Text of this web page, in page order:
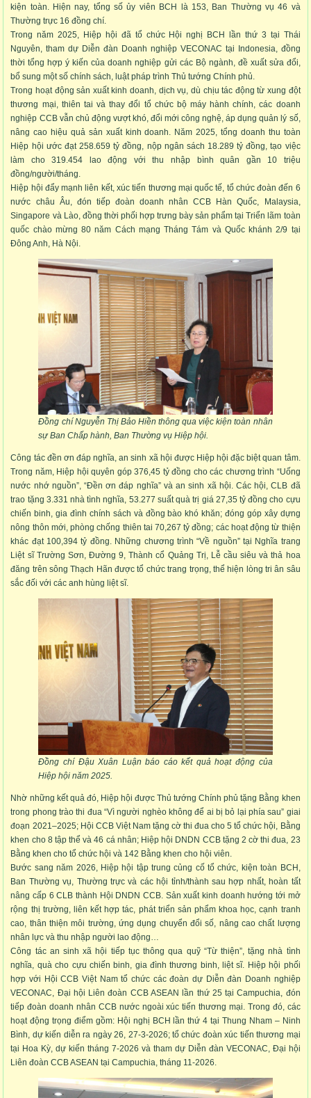
kiện toàn. Hiện nay, tổng số ủy viên BCH là 153, Ban Thường vụ 46 và
Thường trực 16 đồng chí.
Trong năm 2025, Hiệp hội đã tổ chức Hội nghị BCH lần thứ 3 tại Thái
Nguyên, tham dự Diễn đàn Doanh nghiệp VECONAC tại Indonesia, đồng
thời tổng hợp ý kiến của doanh nghiệp gửi các Bộ ngành, đề xuất sửa đổi,
bổ sung một số chính sách, luật pháp trình Thủ tướng Chính phủ.
Trong hoạt động sản xuất kinh doanh, dịch vụ, dù chịu tác động từ xung đột
thương mại, thiên tai và thay đổi tổ chức bộ máy hành chính, các doanh
nghiệp CCB vẫn chủ động vượt khó, đổi mới công nghệ, áp dụng quản lý số,
nâng cao hiệu quả sản xuất kinh doanh. Năm 2025, tổng doanh thu toàn
Hiệp hội ước đạt 258.659 tỷ đồng, nộp ngân sách 18.289 tỷ đồng, tạo việc
làm cho 319.454 lao động với thu nhập bình quân gần 10 triệu
đồng/người/tháng.
Hiệp hội đẩy mạnh liên kết, xúc tiến thương mại quốc tế, tổ chức đoàn đến 6
nước châu Âu, đón tiếp đoàn doanh nhân CCB Hàn Quốc, Malaysia,
Singapore và Lào, đồng thời phối hợp trưng bày sản phẩm tại Triển lãm toàn
quốc chào mừng 80 năm Cách mạng Tháng Tám và Quốc khánh 2/9 tại
Đông Anh, Hà Nội.
Đồng chí Nguyễn Thị Bảo Hiền thông qua việc kiện toàn nhân
sự Ban Chấp hành, Ban Thường vụ Hiệp hội.
Công tác đền ơn đáp nghĩa, an sinh xã hội được Hiệp hội đặc biệt quan tâm.
Trong năm, Hiệp hội quyên góp 376,45 tỷ đồng cho các chương trình “Uống
nước nhớ nguồn”, “Đền ơn đáp nghĩa” và an sinh xã hội. Các hội, CLB đã
trao tặng 3.331 nhà tình nghĩa, 53.277 suất quà trị giá 27,35 tỷ đồng cho cựu
chiến binh, gia đình chính sách và đồng bào khó khăn; đóng góp xây dựng
nông thôn mới, phòng chống thiên tai 70,267 tỷ đồng; các hoạt động từ thiện
khác đạt 100,394 tỷ đồng. Những chương trình “Về nguồn” tại Nghĩa trang
Liệt sĩ Trường Sơn, Đường 9, Thành cổ Quảng Trị, Lễ cầu siêu và thả hoa
đăng trên sông Thạch Hãn được tổ chức trang trọng, thể hiện lòng tri ân sâu
sắc đối với các anh hùng liệt sĩ.
Đồng chí Đậu Xuân Luận báo cáo kết quả hoạt động của
Hiệp hội năm 2025.
Nhờ những kết quả đó, Hiệp hội được Thủ tướng Chính phủ tặng Bằng khen
trong phong trào thi đua “Vì người nghèo không để ai bị bỏ lại phía sau” giai
đoạn 2021–2025; Hội CCB Việt Nam tặng cờ thi đua cho 5 tổ chức hội, Bằng
khen cho 8 tập thể và 46 cá nhân; Hiệp hội DNDN CCB tặng 2 cờ thi đua, 23
Bằng khen cho tổ chức hội và 142 Bằng khen cho hội viên.
Bước sang năm 2026, Hiệp hội tập trung củng cố tổ chức, kiện toàn BCH,
Ban Thường vụ, Thường trực và các hội tỉnh/thành sau hợp nhất, hoàn tất
nâng cấp 6 CLB thành Hội DNDN CCB. Sản xuất kinh doanh hướng tới mở
rộng thị trường, liên kết hợp tác, phát triển sản phẩm khoa học, cạnh tranh
cao, thân thiện môi trường, ứng dụng chuyển đổi số, nâng cao chất lượng
nhân lực và thu nhập người lao động…
Công tác an sinh xã hội tiếp tục thông qua quỹ “Từ thiện”, tặng nhà tình
nghĩa, quà cho cựu chiến binh, gia đình thương binh, liệt sĩ. Hiệp hội phối
hợp với Hội CCB Việt Nam tổ chức các đoàn dự Diễn đàn Doanh nghiệp
VECONAC, Đại hội Liên đoàn CCB ASEAN lần thứ 25 tại Campuchia, đón
tiếp đoàn doanh nhân CCB nước ngoài xúc tiến thương mại. Trong đó, các
hoạt động trọng điểm gồm: Hội nghị BCH lần thứ 4 tại Thung Nham – Ninh
Bình, dự kiến diễn ra ngày 26, 27-3-2026; tổ chức đoàn xúc tiến thương mại
tại Hoa Kỳ, dự kiến tháng 7-2026 và tham dự Diễn đàn VECONAC, Đại hội
Liên đoàn CCB ASEAN tại Campuchia, tháng 11-2026.